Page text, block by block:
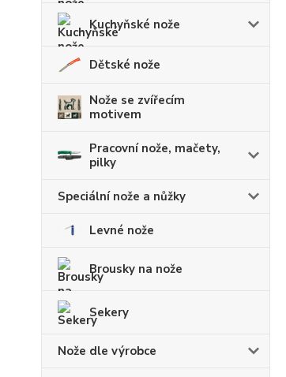
Kuchyňské nože
Dětské nože
Nože se zvířecím
motivem
Pracovní nože, mačety,
pilky
Speciální nože a nůžky
Levné nože
Brousky na nože
Sekery
Nože dle výrobce